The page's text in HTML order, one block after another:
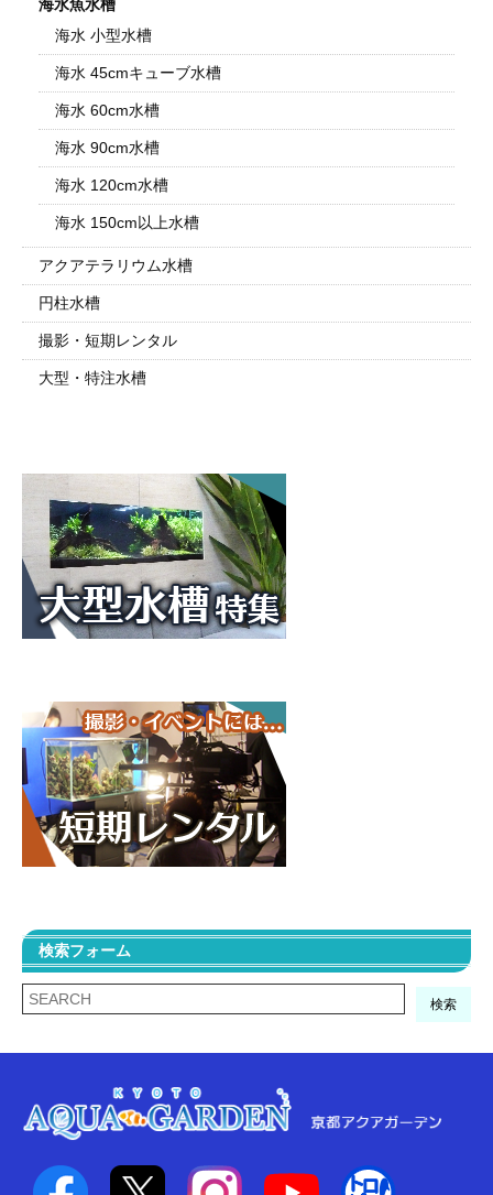
海水魚水槽
海水 小型水槽
海水 45cmキューブ水槽
海水 60cm水槽
海水 90cm水槽
海水 120cm水槽
海水 150cm以上水槽
アクアテラリウム水槽
円柱水槽
撮影・短期レンタル
大型・特注水槽
検索フォーム
検索